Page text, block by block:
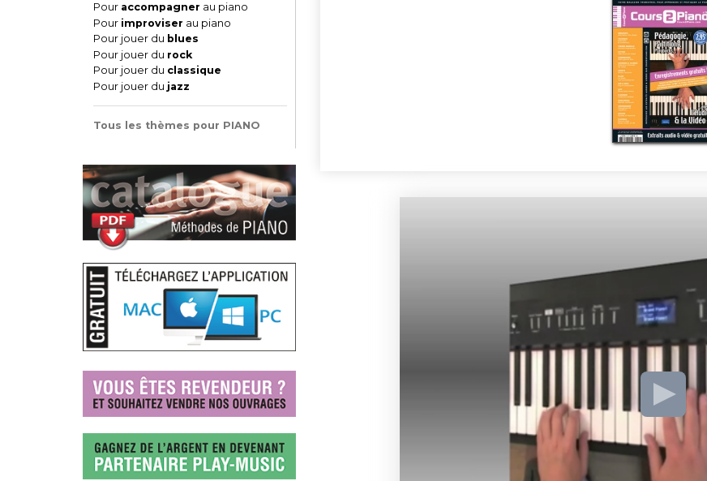
Pour accompagner au piano
Pour improviser au piano
Pour jouer du blues
Pour jouer du rock
Pour jouer du classique
Pour jouer du jazz
Tous les thèmes pour PIANO